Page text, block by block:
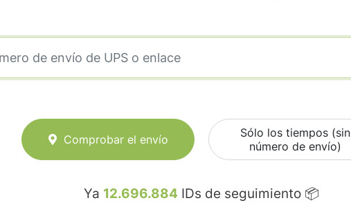
Comprobar el envío
Sólo los tiempos (sin
número de envío)
Ya 12.696.884 IDs de seguimiento 📦